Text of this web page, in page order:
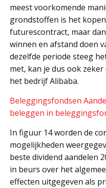
meest voorkomende
grondstoffen is het
futurescontract, maar
winnen en afstand doen
dezelfde periode steeg
met, kan je dus ook
het bedrijf Alibaba.
Beleggingsfondsen
beleggen in
In figuur 14 worden de
mogelijkheden
beste dividend aandelen
in beurs over het
effecten uitgegeven als